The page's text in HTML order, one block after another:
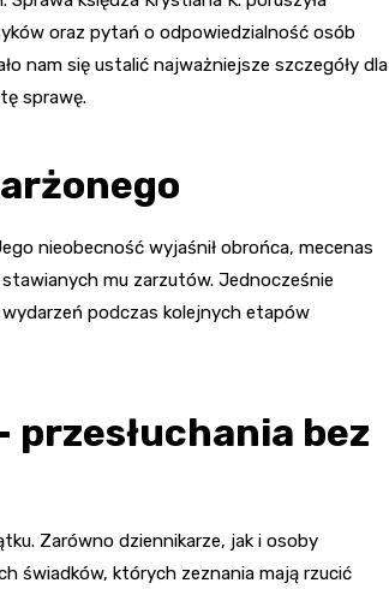
oraz pytań o odpowiedzialność osób
nam się ustalić najważniejsze szczegóły dla
sprawę.
nieobecność wyjaśnił obrońca, mecenas
mu zarzutów. Jednocześnie
wydarzeń podczas kolejnych etapów
bez
Zarówno dziennikarze, jak i osoby
świadków, których zeznania mają rzucić